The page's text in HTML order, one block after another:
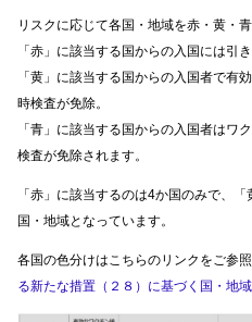
リスクに応じて各国・地域を赤・黄・青
「赤」に該当する国からの入国には引
「黄」に該当する国からの入国者で有
時検査が免除。
「青」に該当する国からの入国者はワ
検査が免除されます。
「赤」に該当するのは4か国のみで、
国・地域となっています。
各国の色分けはこちらのリンクをご参照
る新たな措置（２８）に基づく国・地